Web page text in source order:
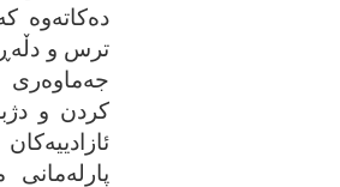
ده‌کاته‌وه‌
ترس و
کردن و